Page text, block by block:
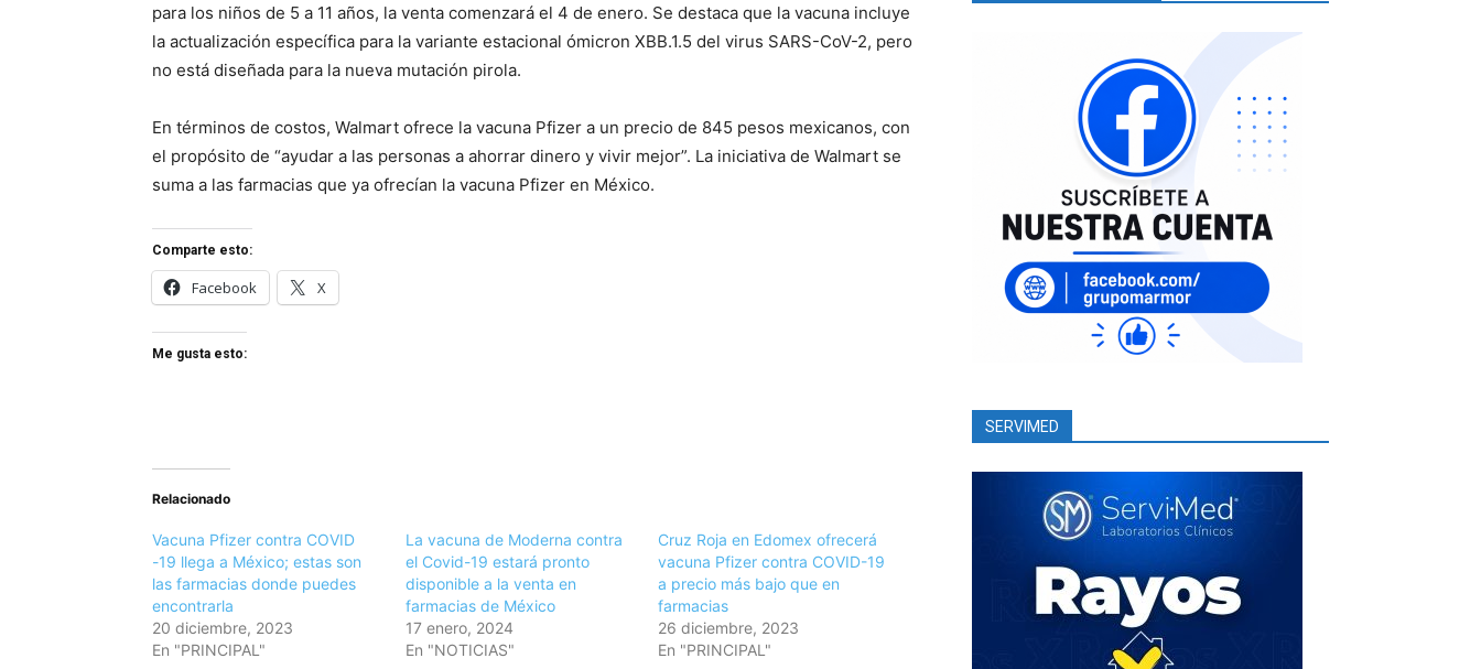
para los niños de 5 a 11 años, la venta comenzará el 4 de enero. Se destaca que la vacuna incluye
la actualización específica para la variante estacional ómicron XBB.1.5 del virus SARS-CoV-2, pero
no está diseñada para la nueva mutación pirola.
En términos de costos, Walmart ofrece la vacuna Pfizer a un precio de 845 pesos mexicanos, con
el propósito de “ayudar a las personas a ahorrar dinero y vivir mejor”. La iniciativa de Walmart se
suma a las farmacias que ya ofrecían la vacuna Pfizer en México.
Comparte esto:
Facebook X
Me gusta esto:
Relacionado
Vacuna Pfizer contra COVID
-19 llega a México; estas son
las farmacias donde puedes
encontrarla
20 diciembre, 2023
En "PRINCIPAL"
La vacuna de Moderna contra
el Covid-19 estará pronto
disponible a la venta en
farmacias de México
17 enero, 2024
En "NOTICIAS"
Cruz Roja en Edomex ofrecerá
vacuna Pfizer contra COVID-19
a precio más bajo que en
farmacias
26 diciembre, 2023
En "PRINCIPAL"
SERVIMED